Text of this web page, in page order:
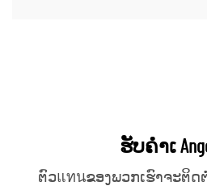
ຮັບຄຳເ
ຕົວแทนຂອງພວກເຮົາຈະຕິດ